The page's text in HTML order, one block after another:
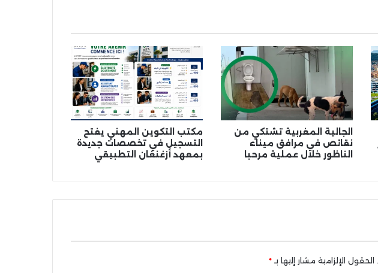
الجالية المغربية تشتكي من
نقائص في مرافق ميناء
الناظور خلال عملية مرحبا
مكتب التكوين المهني يفتح
التسجيل في تخصصات جديدة
بمعهد أزغنغان التطبيقي
الحقول الإلزامية مشار إليها بـ *